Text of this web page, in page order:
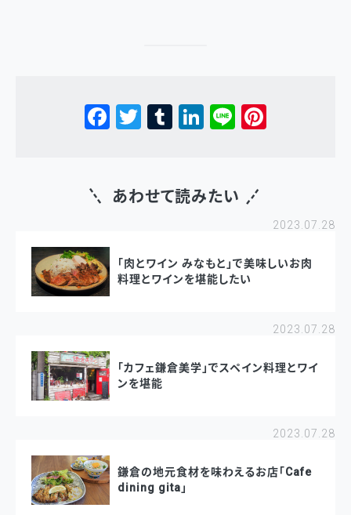
Facebook
Twitter Tumblr LinkedInLine
あわせて読みたい
「肉とワイン みなもと」で美味しいお肉
料理とワインを堪能したい
2023.07.28
「カフェ鎌倉美学」でスペイン料理とワイ
ンを堪能
2023.07.28
鎌倉の地元食材を味わえるお店「Cafe
dining gita」
2023.07.28